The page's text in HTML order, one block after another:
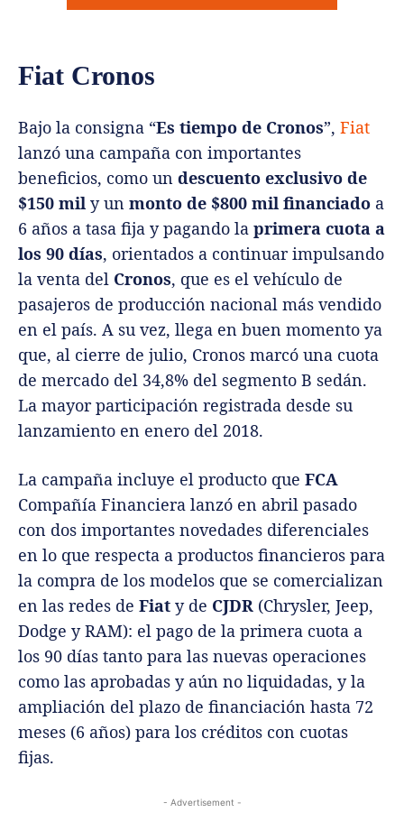
Fiat Cronos
Bajo la consigna “Es tiempo de Cronos”, Fiat
lanzó una campaña con importantes
beneficios, como un descuento exclusivo de
$150 mil y un monto de $800 mil financiado a
6 años a tasa fija y pagando la primera cuota a
los 90 días, orientados a continuar impulsando
la venta del Cronos, que es el vehículo de
pasajeros de producción nacional más vendido
en el país. A su vez, llega en buen momento ya
que, al cierre de julio, Cronos marcó una cuota
de mercado del 34,8% del segmento B sedán.
La mayor participación registrada desde su
lanzamiento en enero del 2018.
La campaña incluye el producto que FCA
Compañía Financiera lanzó en abril pasado
con dos importantes novedades diferenciales
en lo que respecta a productos financieros para
la compra de los modelos que se comercializan
en las redes de Fiat y de CJDR (Chrysler, Jeep,
Dodge y RAM): el pago de la primera cuota a
los 90 días tanto para las nuevas operaciones
como las aprobadas y aún no liquidadas, y la
ampliación del plazo de financiación hasta 72
meses (6 años) para los créditos con cuotas
fijas.
- Advertisement -